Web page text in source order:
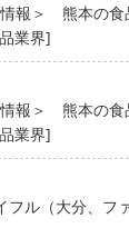
報＞ 熊本の食
業界]
報＞ 熊本の食
業界]
ル（大分、フ